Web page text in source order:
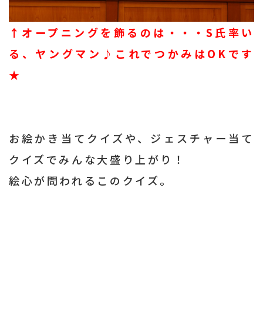
↑オープニングを飾るのは・・・S氏率い
る、ヤングマン♪これでつかみはOKです
★
お絵かき当てクイズや、ジェスチャー当て
クイズでみんな大盛り上がり！
絵心が問われるこのクイズ。